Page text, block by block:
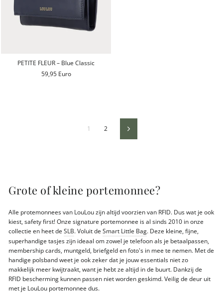
PETITE FLEUR – Blue Classic
59,95 Euro
1 2 Volgende
Grote of kleine portemonnee?
Alle protemonnees van LouLou zijn altijd voorzien van RFID. Dus wat je ook
kiest, safety first! Onze signature portemonnee is al sinds 2010 in onze
collectie en heet de SLB. Voluit de Smart Little Bag. Deze kleine, fijne,
superhandige tasjes zijn ideaal om zowel je telefoon als je betaalpassen,
membership cards, muntgeld, briefgeld en foto's in mee te nemen. Met de
handige polsband weet je ook zeker dat je jouw essentials niet zo
makkelijk meer kwijtraakt, want je hebt ze altijd in de buurt. Dankzij de
RFID bescherming kunnen passen niet worden geskimd. Veilig de deur uit
met je LouLou portemonnee dus.